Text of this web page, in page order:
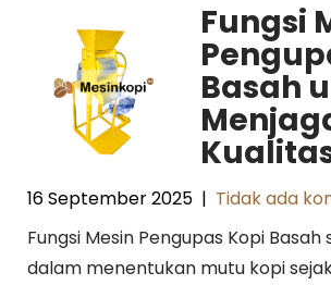
Fungsi
Basah
16 September 2025 | Tidak ada
Fungsi Mesin Pengupas Kopi
dalam menentukan mutu kopi